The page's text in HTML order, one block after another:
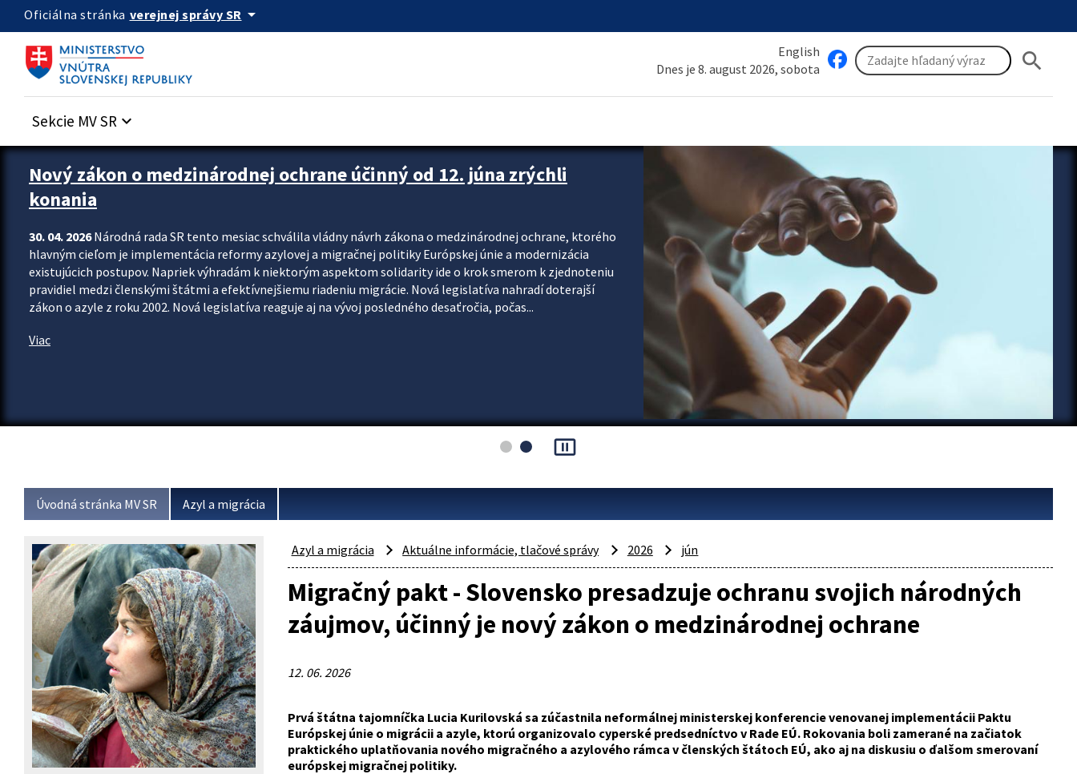
Preskocit na hlavný obsah
Oficiálna stránka verejnej správy SR arrow_drop_down
English
Dnes je 8. august 2026, sobota
search
Sekcie MV SR keyboard_arrow_down
Zastavit automatický posun upútavok
Nový zákon o medzinárodnej ochrane účinný od 12. júna zrýchli
konania
30. 04. 2026Národná rada SR tento mesiac schválila vládny návrh zákona o medzinárodnej ochrane, ktorého
hlavným cieľom je implementácia reformy azylovej a migračnej politiky Európskej únie a modernizácia
existujúcich postupov. Napriek výhradám k niektorým aspektom solidarity ide o krok smerom k zjednoteniu
pravidiel medzi členskými štátmi a efektívnejšiemu riadeniu migrácie. Nová legislatíva nahradí doterajší
zákon o azyle z roku 2002. Nová legislatíva reaguje aj na vývoj posledného desaťročia, počas...
Viac
pause_presentation
Úvodná stránka MV SR Azyl a migrácia
Azyl a migrácia Aktuálne informácie, tlačové správy 2026 jún
Migračný pakt - Slovensko presadzuje ochranu svojich národných
záujmov, účinný je nový zákon o medzinárodnej ochrane
12. 06. 2026
Prvá štátna tajomníčka Lucia Kurilovská sa zúčastnila neformálnej ministerskej konferencie venovanej implementácii Paktu
Európskej únie o migrácii a azyle, ktorú organizovalo cyperské predsedníctvo v Rade EÚ. Rokovania boli zamerané na začiatok
praktického uplatňovania nového migračného a azylového rámca v členských štátoch EÚ, ako aj na diskusiu o ďalšom smerovaní
európskej migračnej politiky.